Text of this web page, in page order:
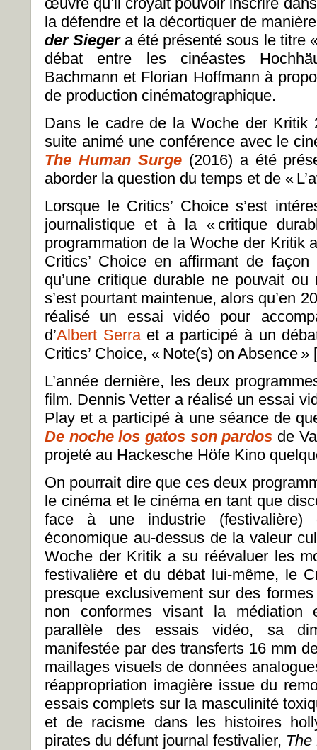
la défendre et la décortiquer de
der Sieger a été présenté sous le titre
débat entre les cinéastes
Bachmann et Florian Hoffmann à
de production cinématographique.
Dans le cadre de la Woche der Kritik
suite animé une conférence avec le
The Human Surge(2016) a été
aborder la question du temps et de «
Lorsque le Critics’ Choice s’est
journalistique et à la « critique
programmation de la Woche der Kritik
Critics’ Choice en affirmant de
qu’une critique durable ne pouvait
s’est pourtant maintenue, alors qu’en
réalisé un essai vidéo pour
d’Albert Serraet a participé à un
Critics’ Choice, « Note(s) on Absence »
L’année dernière, les deux
film. Dennis Vetter a réalisé un essai
Play et a participé à une séance de
De noche los gatos son pardos de
projeté au Hackesche Höfe Kino
On pourrait dire que ces deux
le cinéma et le cinéma en tant que
face à une industrie (festivalière)
économique au-dessus de la valeur
Woche der Kritik a su réévaluer les
festivalière et du débat lui-même, le
presque exclusivement sur des
non conformes visant la médiation
parallèle des essais vidéo, sa
manifestée par des transferts 16 mm
maillages visuels de données
réappropriation imagière issue du
essais complets sur la masculinité
et de racisme dans les histoires
pirates du défunt journal festivalier, The